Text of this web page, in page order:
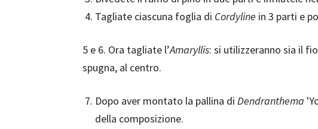
Tagliate ciascuna foglia di Cordyline in 3 parti e
5 e 6. Ora tagliate l’Amaryllis: si utilizzeranno sia il
spugna, al centro.
Dopo aver montato la pallina di Dendranthema
della composizione.